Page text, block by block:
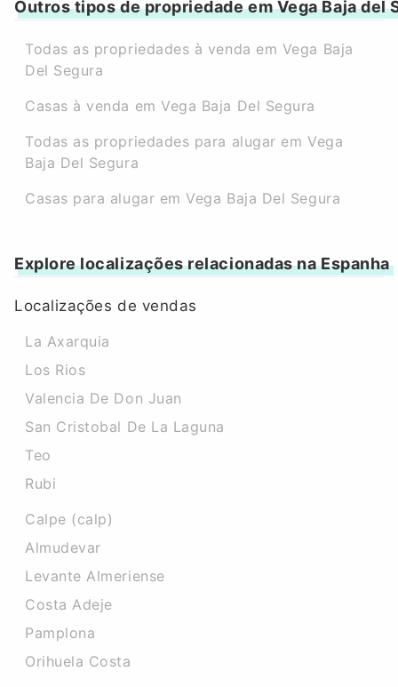
Outros tipos de propriedade em Vega Baja del
Todas as propriedades à venda em Vega Baja
Del Segura
Casas à venda em Vega Baja Del Segura
Todas as propriedades para alugar em Vega
Baja Del Segura
Casas para alugar em Vega Baja Del Segura
Explore localizações relacionadas na Espanha
Localizações de vendas
La Axarquia
Los Rios
Valencia De Don Juan
San Cristobal De La Laguna
Teo
Rubi
Calpe (calp)
Almudevar
Levante Almeriense
Costa Adeje
Pamplona
Orihuela Costa